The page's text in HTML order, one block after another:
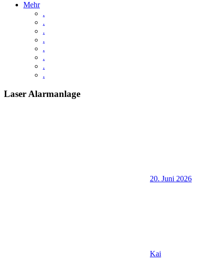
Mehr
.
.
.
.
.
.
.
.
Laser Alarmanlage
20. Juni 2026
Kai